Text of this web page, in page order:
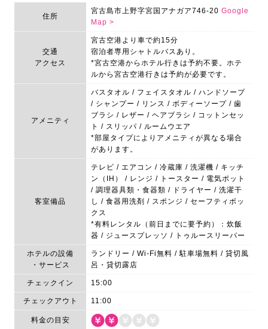
住所
宮古島市上野字宮国アナガア746-20 Google
Map >
交通
アクセス
宮古空港より車で約15分
宿泊者専用シャトルバスあり。
*宮古空港からホテル行きは予約不要。ホテ
ルから宮古空港行きは予約が必要です。
アメニティ
バスタオル / フェイスタオル / ハンドソープ
/ シャンプー / リンス / ボディーソープ / 歯
ブラシ / レザー / ヘアブラシ / コットンセッ
ト / スリッパ / ルームウエア
*部屋タイプによりアメニティが異なる場合
があります。
客室備品
テレビ / エアコン / 冷蔵庫 / 洗濯機 / キッチ
ン（IH） / レンジ / トースター / 電気ポット
/ 調理器具類・食器類 / ドライヤー / 洗濯干
し / 食器用洗剤 / スポンジ / セーフティボッ
クス
*有料レンタル（前日までに要予約）：炊飯
器 / ジュースプレッソ / トゥルースリーパー
ホテルの設備
・サービス
ランドリー / Wi-Fi無料 / 駐車場無料 / 貸切風
呂・貸切露店
チェックイン 15:00
チェックアウト 11:00
料金の目安